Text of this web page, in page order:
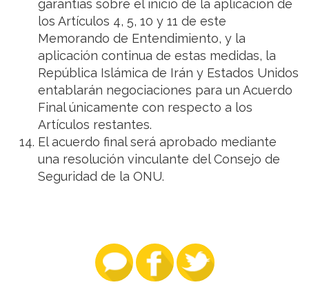
garantías sobre el inicio de la aplicación de
los Artículos 4, 5, 10 y 11 de este
Memorando de Entendimiento, y la
aplicación continua de estas medidas, la
República Islámica de Irán y Estados Unidos
entablarán negociaciones para un Acuerdo
Final únicamente con respecto a los
Artículos restantes.
El acuerdo final será aprobado mediante
una resolución vinculante del Consejo de
Seguridad de la ONU.